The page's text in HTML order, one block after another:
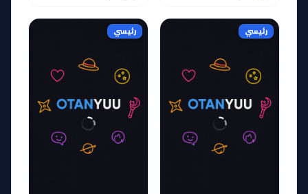
رئيسي رئيسي